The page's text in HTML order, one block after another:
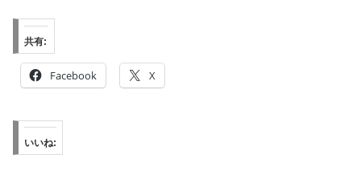
共有:
Facebook X
いいね: